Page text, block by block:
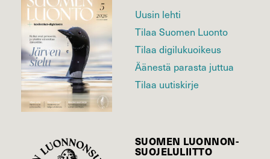
Uusin lehti
Tilaa Suomen Luonto
Tilaa digilukuoikeus
Äänestä parasta juttua
Tilaa uutiskirje
SUOMEN LUONNON­
SUOJELU­LIITTO